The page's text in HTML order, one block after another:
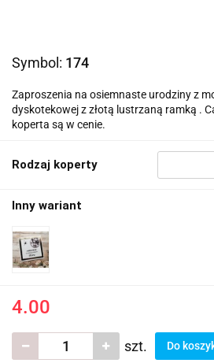
Symbol: 174
Zaproszenia na osiemnaste urodziny z
dyskotekowej z złotą lustrzaną ramką .
koperta są w cenie.
Rodzaj koperty
Inny wariant
4.00
szt. Do